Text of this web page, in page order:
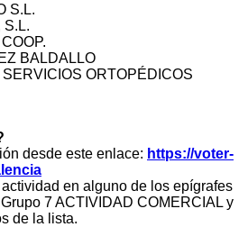
S.L.
S.L.
BALDALLO
ORTOPÉDICOS
desde este enlace: https://voter-
en alguno de los epígrafes
7 ACTIVIDAD COMERCIAL y
de la lista.